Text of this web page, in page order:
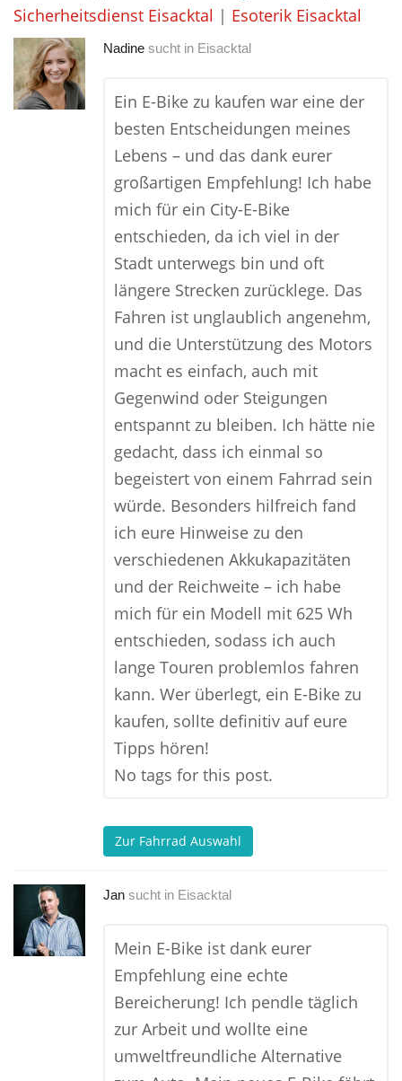
Sicherheitsdienst Eisacktal | Esoterik Eisacktal
Nadine sucht in Eisacktal
Ein E-Bike zu kaufen war eine der
besten Entscheidungen meines
Lebens – und das dank eurer
großartigen Empfehlung! Ich habe
mich für ein City-E-Bike
entschieden, da ich viel in der
Stadt unterwegs bin und oft
längere Strecken zurücklege. Das
Fahren ist unglaublich angenehm,
und die Unterstützung des Motors
macht es einfach, auch mit
Gegenwind oder Steigungen
entspannt zu bleiben. Ich hätte nie
gedacht, dass ich einmal so
begeistert von einem Fahrrad sein
würde. Besonders hilfreich fand
ich eure Hinweise zu den
verschiedenen Akkukapazitäten
und der Reichweite – ich habe
mich für ein Modell mit 625 Wh
entschieden, sodass ich auch
lange Touren problemlos fahren
kann. Wer überlegt, ein E-Bike zu
kaufen, sollte definitiv auf eure
Tipps hören!
No tags for this post.
Zur Fahrrad Auswahl
Jan sucht in Eisacktal
Mein E-Bike ist dank eurer
Empfehlung eine echte
Bereicherung! Ich pendle täglich
zur Arbeit und wollte eine
umweltfreundliche Alternative